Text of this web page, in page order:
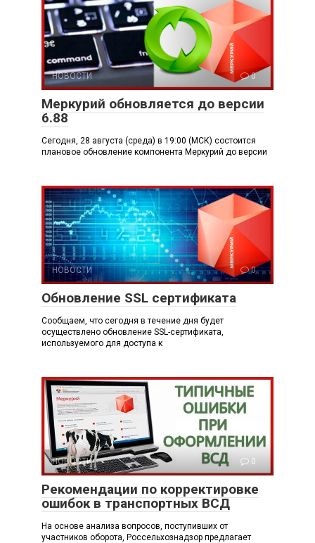
НОВОСТИ 0
Меркурий обновляется до версии
6.88
Сегодня, 28 августа (среда) в 19:00 (МСК) состоится
плановое обновление компонента Меркурий до версии
НОВОСТИ 0
Обновление SSL сертификата
Сообщаем, что сегодня в течение дня будет
осуществлено обновление SSL-сертификата,
используемого для доступа к
НОВОСТИ 0
Рекомендации по корректировке
ошибок в транспортных ВСД
На основе анализа вопросов, поступивших от
участников оборота, Россельхознадзор предлагает